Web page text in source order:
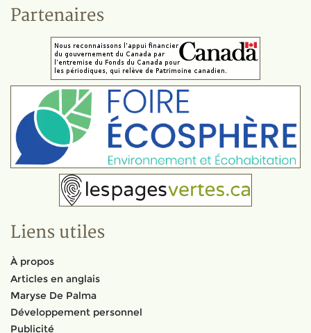
Partenaires
Liens utiles
À propos
Articles en anglais
Maryse De Palma
Développement personnel
Publicité